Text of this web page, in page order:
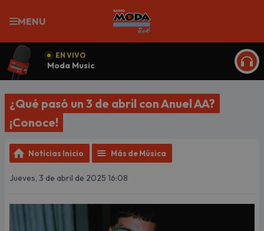
MENU
EN VIVO
Moda Music
¿Qué pasó un 3 de abril con Anuel AA?
¡Conoce!
Noticias Inicio Más de Música
Jueves, 3 de abril de 2025 16:08